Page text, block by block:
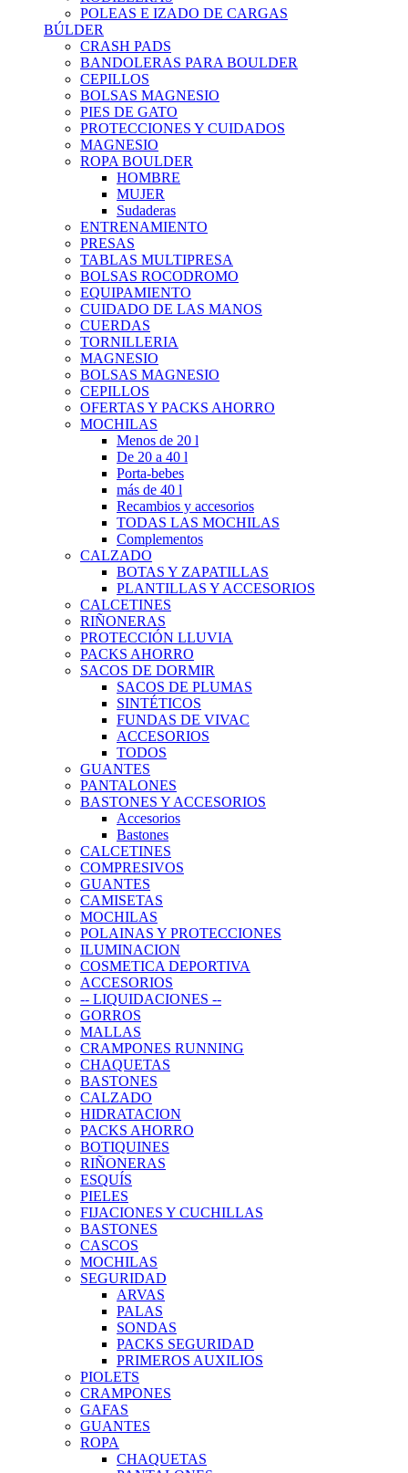
POLEAS E IZADO DE CARGAS
BÚLDER
CRASH PADS
BANDOLERAS PARA BOULDER
CEPILLOS
BOLSAS MAGNESIO
PIES DE GATO
PROTECCIONES Y CUIDADOS
MAGNESIO
ROPA BOULDER
HOMBRE
MUJER
Sudaderas
ENTRENAMIENTO
PRESAS
TABLAS MULTIPRESA
BOLSAS ROCODROMO
EQUIPAMIENTO
CUIDADO DE LAS MANOS
CUERDAS
TORNILLERIA
MAGNESIO
BOLSAS MAGNESIO
CEPILLOS
OFERTAS Y PACKS AHORRO
MOCHILAS
Menos de 20 l
De 20 a 40 l
Porta-bebes
más de 40 l
Recambios y accesorios
TODAS LAS MOCHILAS
Complementos
CALZADO
BOTAS Y ZAPATILLAS
PLANTILLAS Y ACCESORIOS
CALCETINES
RIÑONERAS
PROTECCIÓN LLUVIA
PACKS AHORRO
SACOS DE DORMIR
SACOS DE PLUMAS
SINTÉTICOS
FUNDAS DE VIVAC
ACCESORIOS
TODOS
GUANTES
PANTALONES
BASTONES Y ACCESORIOS
Accesorios
Bastones
CALCETINES
COMPRESIVOS
GUANTES
CAMISETAS
MOCHILAS
POLAINAS Y PROTECCIONES
ILUMINACION
COSMETICA DEPORTIVA
ACCESORIOS
-- LIQUIDACIONES --
GORROS
MALLAS
CRAMPONES RUNNING
CHAQUETAS
BASTONES
CALZADO
HIDRATACION
PACKS AHORRO
BOTIQUINES
RIÑONERAS
ESQUÍS
PIELES
FIJACIONES Y CUCHILLAS
BASTONES
CASCOS
MOCHILAS
SEGURIDAD
ARVAS
PALAS
SONDAS
PACKS SEGURIDAD
PRIMEROS AUXILIOS
PIOLETS
CRAMPONES
GAFAS
GUANTES
ROPA
CHAQUETAS